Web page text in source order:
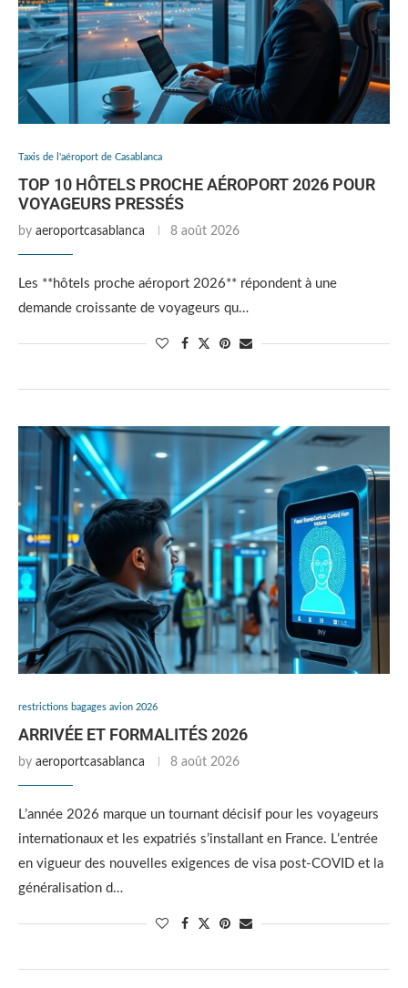
Taxis de l'aéroport de Casablanca
TOP 10 HÔTELS PROCHE AÉROPORT 2026 POUR
VOYAGEURS PRESSÉS
by aeroportcasablanca 8 août 2026
Les **hôtels proche aéroport 2026** répondent à une
demande croissante de voyageurs qu…
restrictions bagages avion 2026
ARRIVÉE ET FORMALITÉS 2026
by aeroportcasablanca 8 août 2026
L’année 2026 marque un tournant décisif pour les voyageurs
internationaux et les expatriés s’installant en France. L’entrée
en vigueur des nouvelles exigences de visa post-COVID et la
généralisation d…